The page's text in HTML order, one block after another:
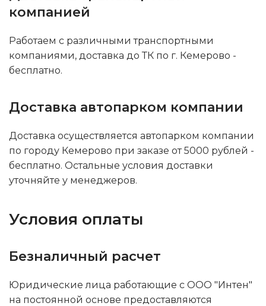
компанией
Работаем с различными транспортными
компаниями, доставка до ТК по г. Кемерово -
бесплатно.
Доставка автопарком компании
Доставка осуществляется автопарком компании
по городу Кемерово при заказе от 5000 рублей -
бесплатно. Остальные условия доставки
уточняйте у менеджеров.
Условия оплаты
Безналичный расчет
Юридические лица работающие с ООО "Интен"
на постоянной основе предоставляются